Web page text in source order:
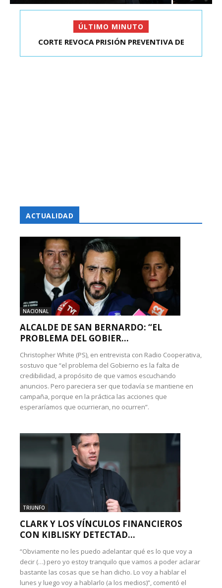
ÚLTIMO MINUTO
CASO FIDEL ESPINOZA: SENADO PIDE “EVITAR
CORTE REVOCA PRISIÓN PREVENTIVA DE
ACTUALIDAD
NACIONAL
ALCALDE DE SAN BERNARDO: “EL
PROBLEMA DEL GOBIER...
Christopher White (PS), en entrevista con Radio Cooperativa,
sostuvo que “el problema del Gobierno es la falta de
credibilidad, a propósito de que vamos escuchando
anuncios. Pero pareciera ser que todavía se mantiene en
campaña, porque en la práctica las acciones que
esperaríamos que ocurrieran, no ocurren”.
TRIUNFO
CLARK Y LOS VÍNCULOS FINANCIEROS
CON KIBLISKY DETECTAD...
“Obviamente no les puedo adelantar qué es lo que voy a
decir (…) pero yo estoy tranquilo que vamos a poder aclarar
bastante las cosas que se han dicho. Lo voy a hablar el
lunes y luego voy a hablarlo (a los medios)”, comentó el